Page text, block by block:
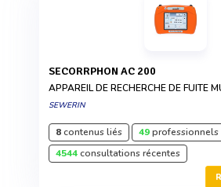
SECORRPHON AC 200
APPAREIL DE RECHERCHE DE FUITE
SEWERIN
8contenus liés 49professionnels
4544consultations récentes